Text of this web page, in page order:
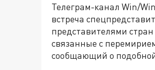
Телеграм-канал Win/
встреча
представителями
связанные с
сообщающий о